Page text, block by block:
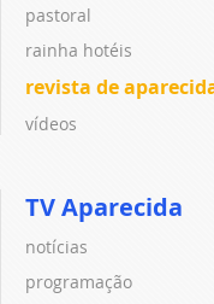
pastoral
rainha hotéis
revista de
vídeos
TV Aparecida
notícias
programação